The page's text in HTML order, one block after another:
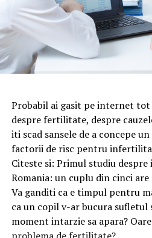
Probabil ai gasit pe internet
despre fertilitate, despre
iti scad sansele de a concepe
factorii de risc pentru
Citeste si: Primul studiu
Romania: un cuplu din cinci
Va ganditi ca e timpul pentru
ca un copil v-ar bucura
moment intarzie sa apara?